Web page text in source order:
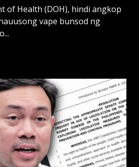
of Health (DOH), hindi angkop
vape bunsod ng